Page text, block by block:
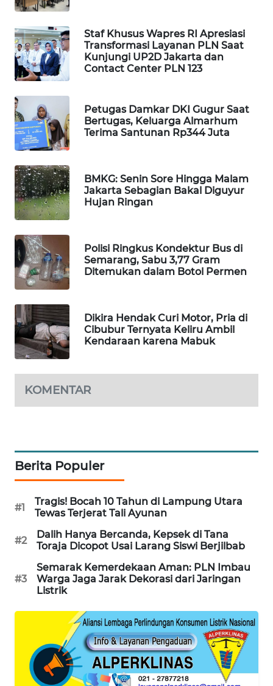
Staf Khusus Wapres RI Apresiasi
Transformasi Layanan PLN Saat
Kunjungi UP2D Jakarta dan
Contact Center PLN 123
Petugas Damkar DKI Gugur Saat
Bertugas, Keluarga Almarhum
Terima Santunan Rp344 Juta
BMKG: Senin Sore Hingga Malam
Jakarta Sebagian Bakal Diguyur
Hujan Ringan
Polisi Ringkus Kondektur Bus di
Semarang, Sabu 3,77 Gram
Ditemukan dalam Botol Permen
Dikira Hendak Curi Motor, Pria di
Cibubur Ternyata Keliru Ambil
Kendaraan karena Mabuk
KOMENTAR
Berita Populer
#1
Tragis! Bocah 10 Tahun di Lampung Utara
Tewas Terjerat Tali Ayunan
#2
Dalih Hanya Bercanda, Kepsek di Tana
Toraja Dicopot Usai Larang Siswi Berjilbab
#3
Semarak Kemerdekaan Aman: PLN Imbau
Warga Jaga Jarak Dekorasi dari Jaringan
Listrik
KONSUMEN
LISTRIK
MASYARAKAT
KELISTRIKAN
WALINKI
ID
ID
MARTABAT
NET
PLN
WATCH
LPKKI
LKKI
KOPEKLIN
FORWAMKI
ALPERKLINAS
FORJASIDA
TAMBANG
NEWS
SITUNGIR
SIDIKALANG
NEWS